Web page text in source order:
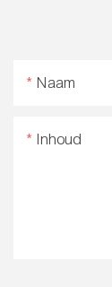
Naam
Inhoud